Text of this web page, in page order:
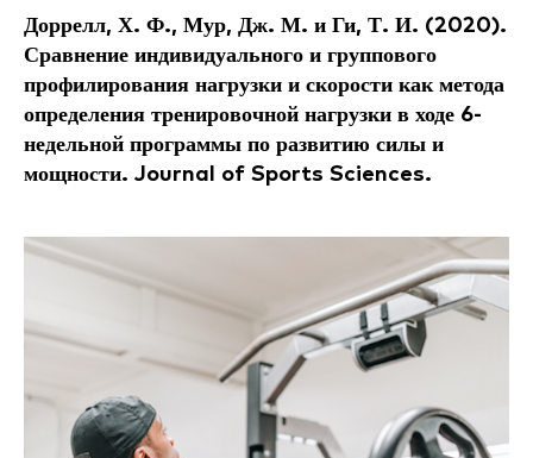
Доррелл, Х. Ф., Мур, Дж. М. и Ги, Т. И. (2020).
Сравнение индивидуального и группового
профилирования нагрузки и скорости как метода
определения тренировочной нагрузки в ходе 6-
недельной программы по развитию силы и
мощности. Journal of Sports Sciences.